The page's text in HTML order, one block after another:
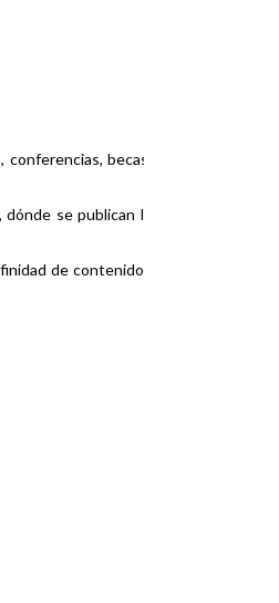
becas,
se publican la
de contenidos